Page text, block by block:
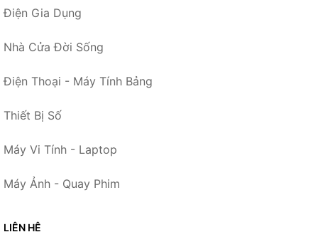
Điện Gia Dụng
Nhà Cửa Đời Sống
Điện Thoại - Máy Tính Bảng
Thiết Bị Số
Máy Vi Tính - Laptop
Máy Ảnh - Quay Phim
LIÊN HỆ